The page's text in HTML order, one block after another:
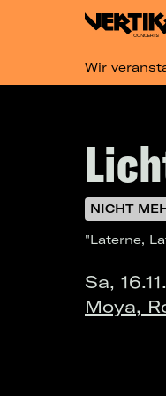
Wir
NICHT
"Laterne,
Sa,
Moya,